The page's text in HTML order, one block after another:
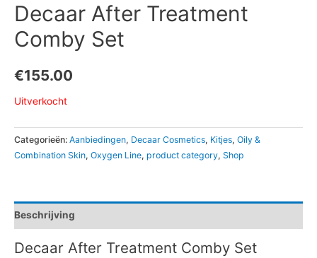
Decaar After Treatment
Comby Set
€155.00
Uitverkocht
Categorieën: Aanbiedingen, Decaar Cosmetics, Kitjes, Oily &
Combination Skin, Oxygen Line, product category, Shop
Beschrijving
Decaar After Treatment Comby Set